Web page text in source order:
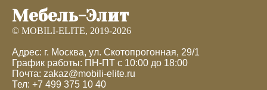
Мебель-Элит
© MOBILI-ELITE, 2019-2026
Адрес: г. Москва, ул. Скотопрогонная, 29/1
График работы: ПН-ПТ с 10:00 до 18:00
Почта: zakaz@mobili-elite.ru
Тел: +7 499 375 10 40